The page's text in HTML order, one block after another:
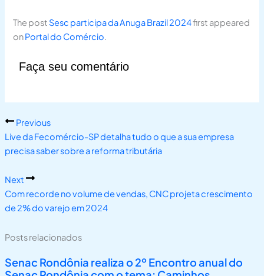
The post Sesc participa da Anuga Brazil 2024first appeared
onPortal do Comércio.
Faça seu comentário
Previous
Live da Fecomércio-SP detalha tudo o que a sua empresa
precisa saber sobre a reforma tributária
Next
Com recorde no volume de vendas, CNC projeta crescimento
de 2% do varejo em 2024
Posts relacionados
Senac Rondônia realiza o 2º Encontro anual do